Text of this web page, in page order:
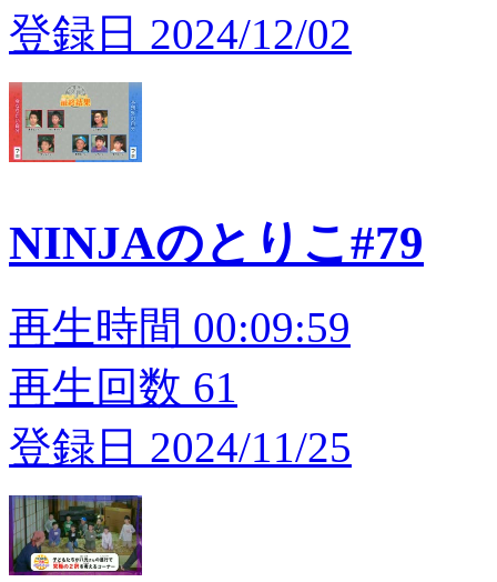
登録日 2024/12/02
NINJAのとりこ#79
再生時間 00:09:59
再生回数 61
登録日 2024/11/25